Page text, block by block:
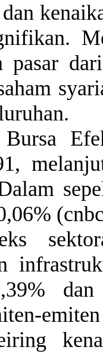
.
pasar dari
.
emiten